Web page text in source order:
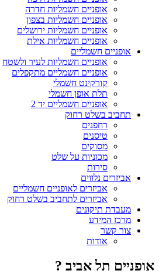
אופניים חשמליות חדרה
אופניים חשמליות בצפון
אופניים חשמליות ירושלים
אופניים חשמליות אילת
אופניים חשמליים
אופניים חשמליות לעיר ולשטח
אופניים חשמליים מתקפלים
קורקינט חשמלי
תלת אופן חשמלי
אופניים חשמליים יד 2
תחביב בשלט רחוק
רחפנים
טיסנים
מסוקים
מכוניות על שלט
סירות
אביזרים נלווים
אביזרים לאופניים חשמליים
אביזרים לתחביב בשלט רחוק
מעבדת תיקונים
מרכז המידע
צור קשר
אודות
אופניים תל אביב ?